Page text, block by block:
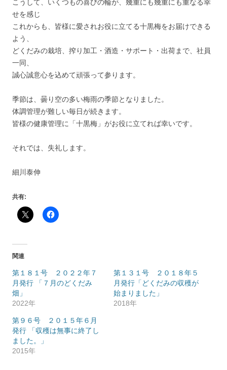
こうして、いくつもの喜びの輪が、幾重にも幾重にも重なる幸
せを感じ
これからも、皆様に愛されお役に立てる十黒梅をお届けできる
よう、
どくだみの栽培、搾り加工・酒造・サポート・出荷まで、社員
一同、
誠心誠意心を込めて頑張って参ります。
季節は、曇り空の多い梅雨の季節となりました。
体調管理が難しい毎日が続きます。
皆様の健康管理に「十黒梅」がお役に立てれば幸いです。
それでは、失礼します。
細川泰伸
共有:
関連
第１８１号 ２０２２年７
月発行 「７月のどくだみ
畑」
2022年
第１３１号 ２０１８年５
月発行「どくだみの収穫が
始まりました」
2018年
第９６号 ２０１５年６月
発行 「収穫は無事に終了し
ました。」
2015年